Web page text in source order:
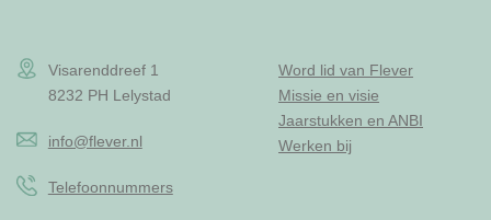
Visarenddreef 1
8232 PH Lelystad
info@flever.nl
Telefoonnummers
Word lid van Flever
Missie en visie
Jaarstukken en ANBI
Werken bij